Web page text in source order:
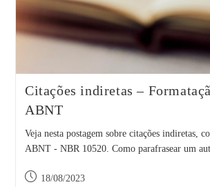
Citações indiretas –
ABNT
Veja nesta postagem sobre citações indiretas,
ABNT - NBR 10520. Como parafrasear um
Post 18/08/2023